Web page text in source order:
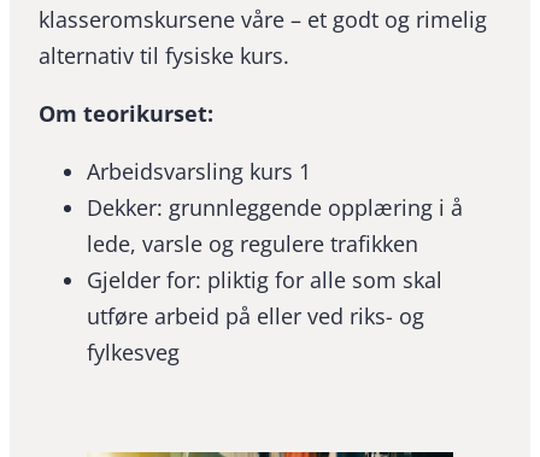
klasseromskursene våre – et godt og rimelig
alternativ til fysiske kurs.
Om teorikurset:
Arbeidsvarsling kurs 1
Dekker: grunnleggende opplæring i å
lede, varsle og regulere trafikken
Gjelder for: pliktig for alle som skal
utføre arbeid på eller ved riks- og
fylkesveg